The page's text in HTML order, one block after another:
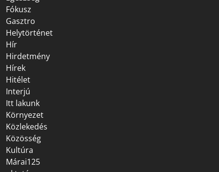
Fókusz
Gasztro
Helytörténet
Hír
Hirdetmény
Hírek
Hitélet
Interjú
Itt lakunk
Környezet
Közlekedés
Közösség
Kultúra
Márai125